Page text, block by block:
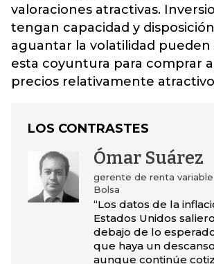
valoraciones atractivas.
tengan capacidad y
aguantar la volatilidad
esta coyuntura para comprar
precios relativamente
LOS CONTRASTES
Ómar Suárez
gerente de renta variable
Bolsa
“Los datos de la
Estados Unidos
debajo de lo
que haya un
aunque continúe